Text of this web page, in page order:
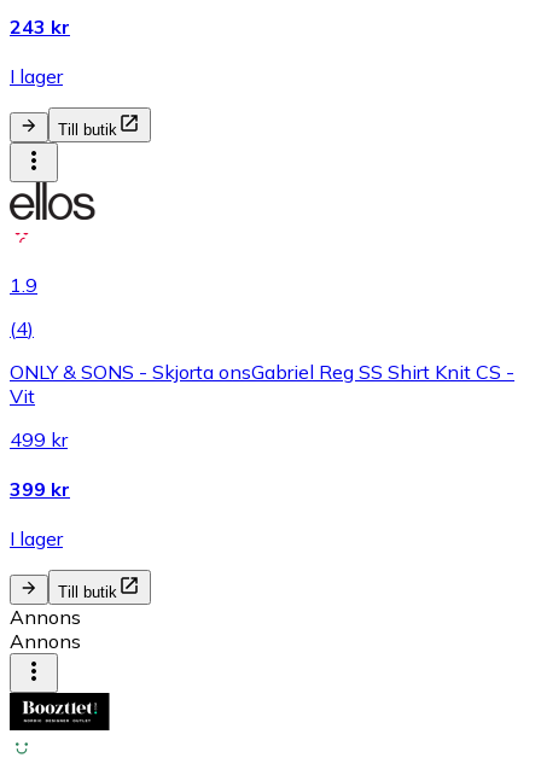
243 kr
I lager
Till butik
1.9
(4)
ONLY & SONS - Skjorta onsGabriel Reg SS Shirt Knit CS -
Vit
499 kr
399 kr
I lager
Till butik
Annons
Annons